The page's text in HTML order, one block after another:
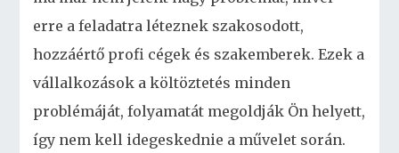
erre a feladatra léteznek szakosodott,
hozzáértő profi cégek és szakemberek. Ezek a
vállalkozások a költöztetés minden
problémáját, folyamatát megoldják Ön helyett,
így nem kell idegeskednie a művelet során.